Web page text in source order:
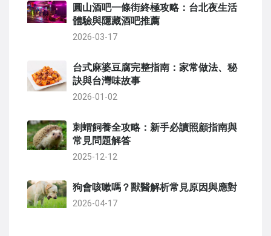
圓山酒吧一條街終極攻略：台北夜生活
體驗與隱藏酒吧推薦
2026-03-17
台式麻婆豆腐完整指南：家常做法、秘
訣與台灣味故事
2026-01-02
刺蝟飼養全攻略：新手必讀照顧指南與
常見問題解答
2025-12-12
狗會咳嗽嗎？獸醫解析常見原因與應對
2026-04-17